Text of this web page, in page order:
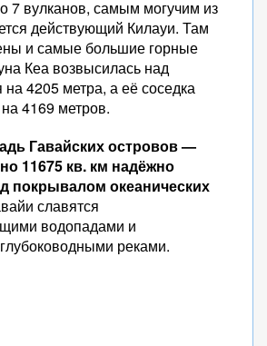
7 вулканов, самым могучим из
действующий Килауи. Там
и самые большие горные
Кеа возвысилась над
4205 метра, а её соседка
4169 метров.
Гавайских островов —
11675 кв. км надёжно
покрывалом океанических
славятся
водопадами и
реками.